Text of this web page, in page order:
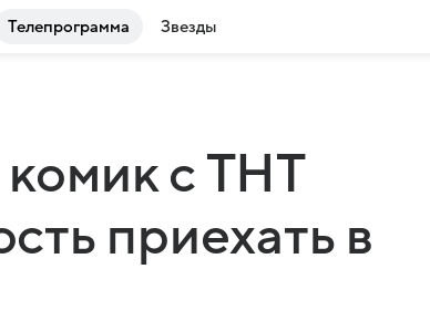
Телепрограмма Звезды
с ТНТ
приехать в